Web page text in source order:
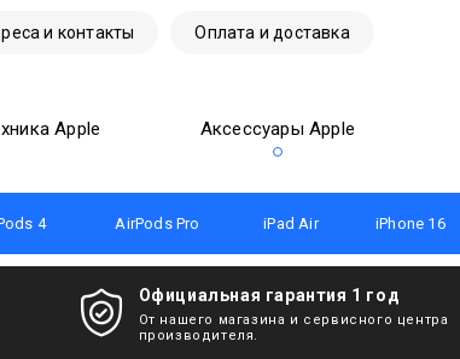
и контакты Оплата и доставка
Apple Аксессуары Apple
4 AirPods Pro iPad Air iPhone 16
Официальная гарантия 1 год
От нашего магазина и сервисного центра
производителя.